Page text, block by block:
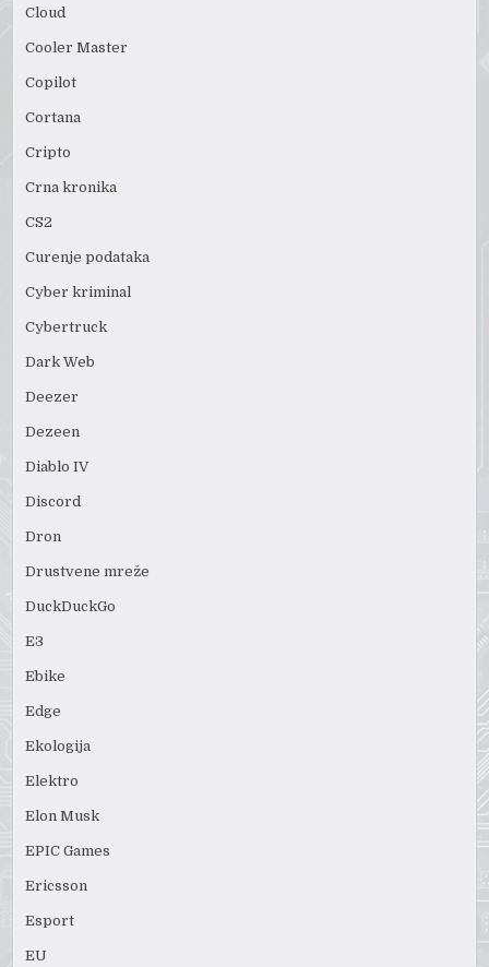
Cloud
Cooler Master
Copilot
Cortana
Cripto
Crna kronika
CS2
Curenje podataka
Cyber kriminal
Cybertruck
Dark Web
Deezer
Dezeen
Diablo IV
Discord
Dron
Drustvene mreže
DuckDuckGo
E3
Ebike
Edge
Ekologija
Elektro
Elon Musk
EPIC Games
Ericsson
Esport
EU